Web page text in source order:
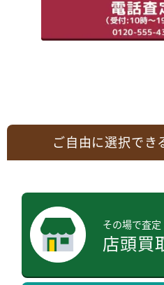
ご自由に選択でき
その場で査
店頭買